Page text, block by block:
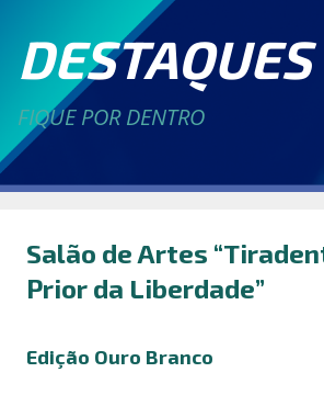
DESTAQUES
FIQUE POR DENTRO
Salão de Artes
Prior da Liberdade”
Edição Ouro Branco